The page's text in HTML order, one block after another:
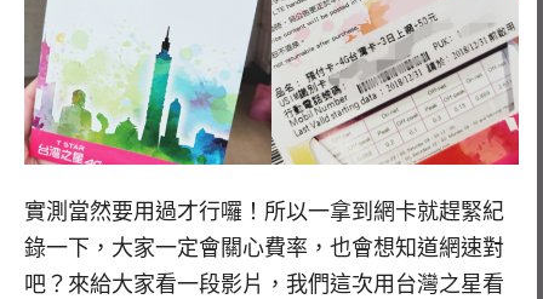
實測當然要用過才行囉！所以一拿到網卡就趕緊紀
錄一下，大家一定會關心費率，也會想知道網速對
吧？來給大家看一段影片，我們這次用台灣之星看